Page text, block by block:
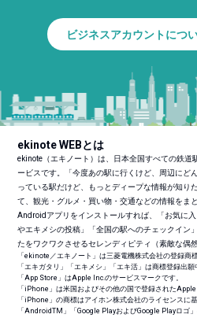
ビジネスアカウントにつ
ekinote WEBとは
ekinote（エキノート）は、日本全国すべての鉄道
ービスです。「今度あの駅に行くけど、周辺にど
っている駅だけど、もっとディープな情報が知り
て、観光・グルメ・買い物・交通などの情報をま
Androidアプリをインストールすれば、「お気に
やエキメシの投稿」「全国の駅へのチェックイン
たをワクワクさせるセレンディピティ（素敵な偶
「ekinote／エキノート」は三菱電機株式会社の登録商標
「エキガタリ」「エキメシ」「エキ活」は商標登録出願
「App Store」はApple Inc.のサービスマークです。
「iPhone」は米国およびその他の国で登録されたApple
「iPhone」の商標はアイホン株式会社のライセンスに
「AndroidTM 」「Google PlayおよびGoogle Playロゴ